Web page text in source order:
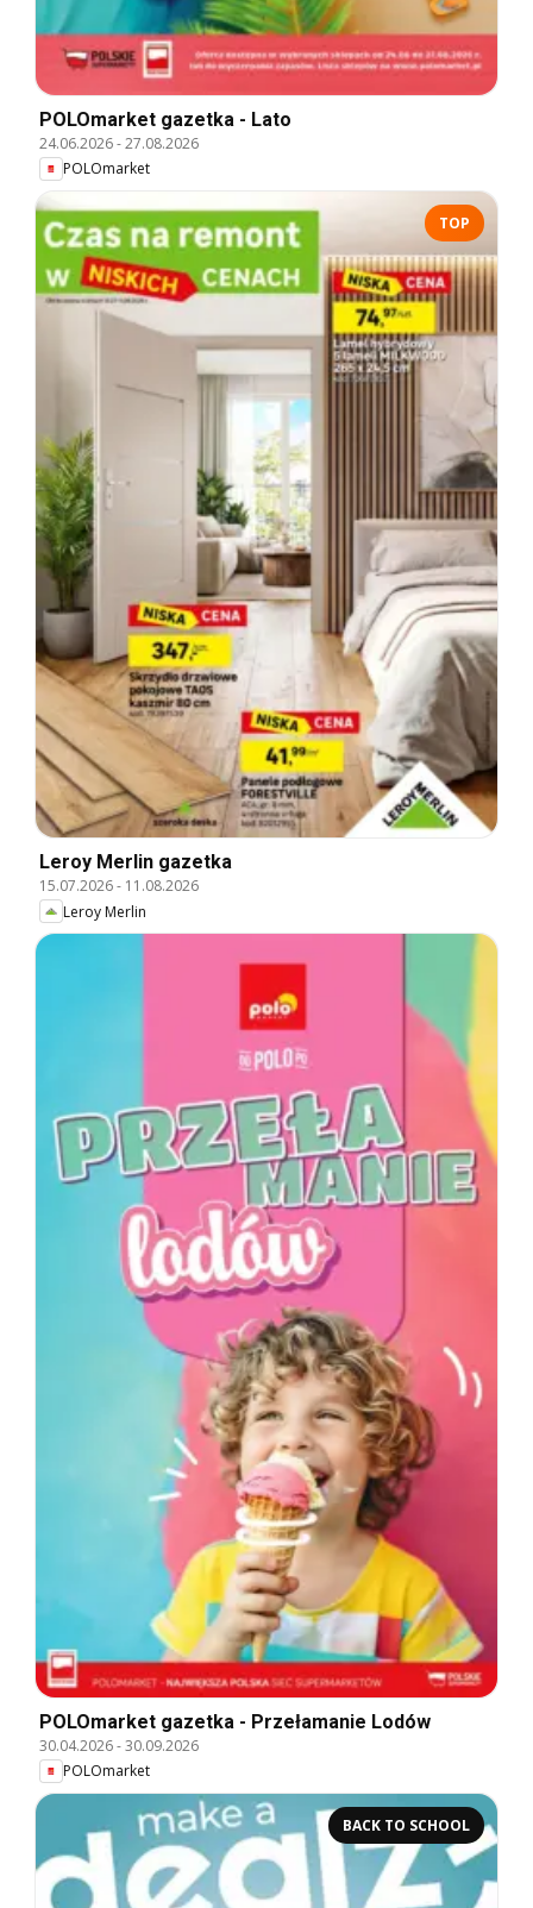
POLOmarket gazetka - Lato
24.06.2026-27.08.2026
POLOmarket
TOP
Leroy Merlin gazetka
15.07.2026- 11.08.2026
Leroy Merlin
POLOmarket gazetka - Przełamanie Lodów
30.04.2026-30.09.2026
POLOmarket
BACK TO SCHOOL